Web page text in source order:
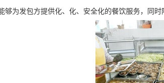
够为发包方提供化、化、安全化的餐饮服务，同时